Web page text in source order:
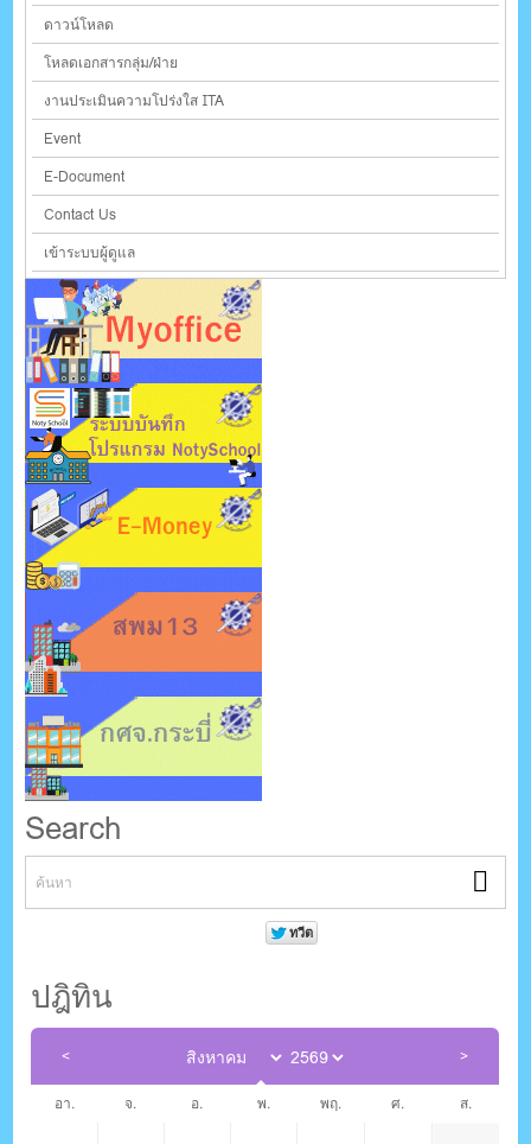
ดาวน์โหลด
โหลดเอกสารกลุ่ม/ฝ่าย
งานประเมินความโปร่งใส ITA
Event
E-Document
Contact Us
เข้าระบบผู้ดูแล
Search
ปฎิทิน
อา. จ. อ. พ. พฤ. ศ. ส.